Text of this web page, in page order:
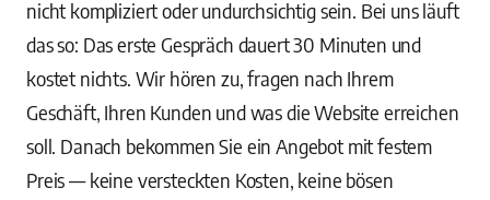
nicht kompliziert oder undurchsichtig sein. Bei uns läuft
das so: Das erste Gespräch dauert 30 Minuten und
kostet nichts. Wir hören zu, fragen nach Ihrem
Geschäft, Ihren Kunden und was die Website erreichen
soll. Danach bekommen Sie ein Angebot mit festem
Preis — keine versteckten Kosten, keine bösen